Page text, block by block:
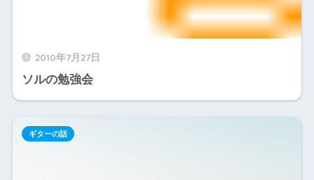
2010年7月27日
ソルの勉強会
ギターの話